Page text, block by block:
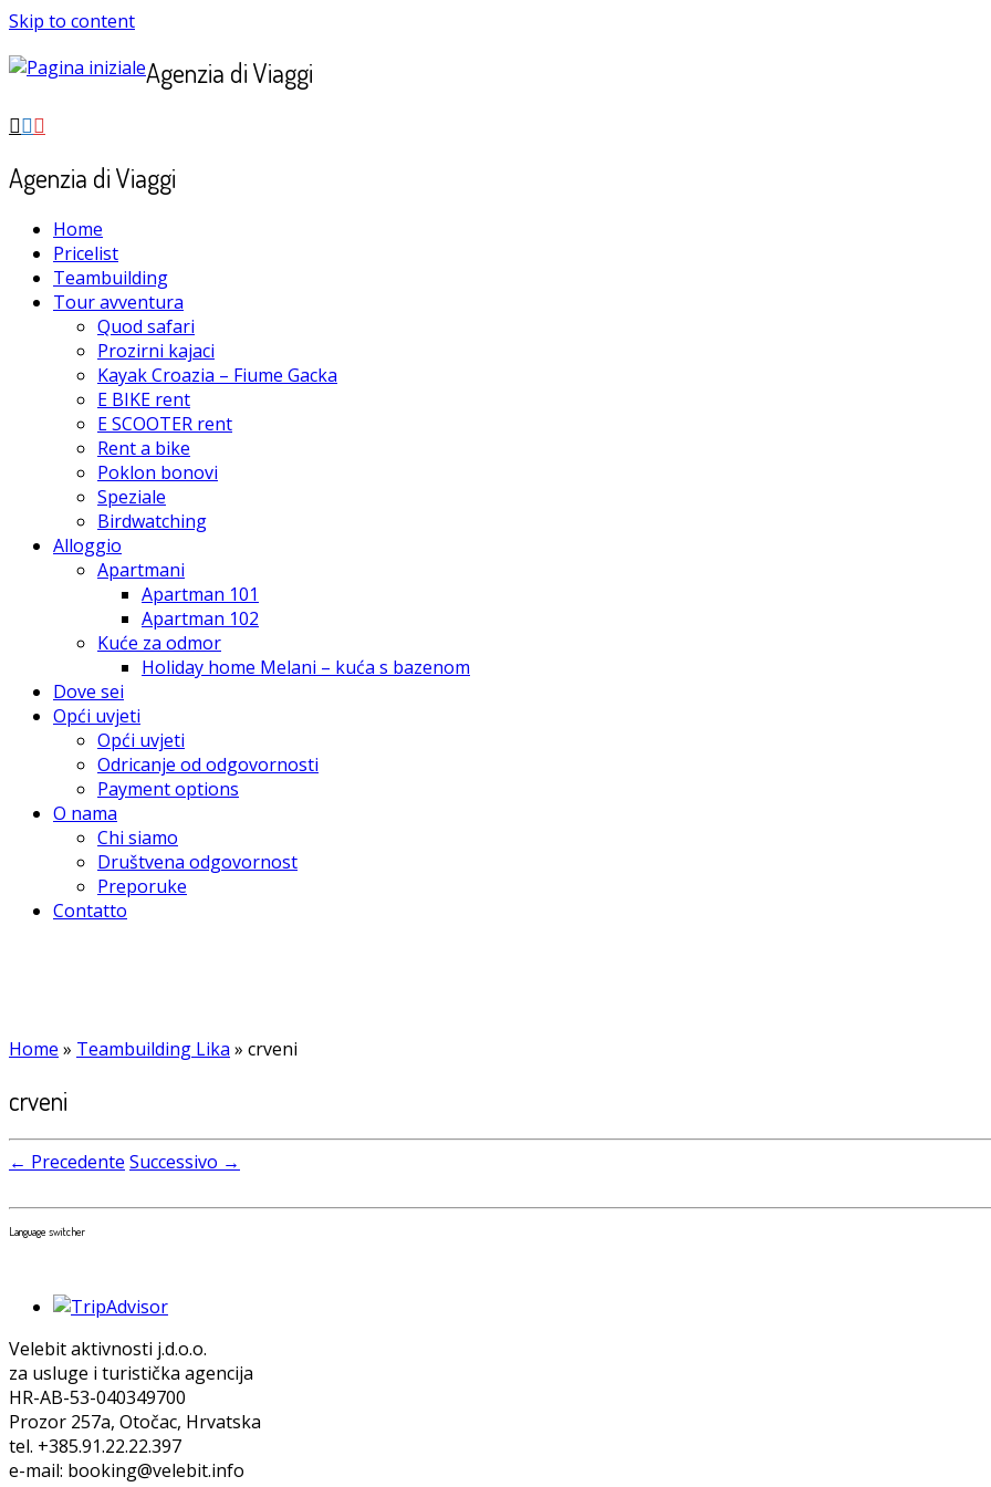
Skip to content
Agenzia di Viaggi
Agenzia di Viaggi
Home
Pricelist
Teambuilding
Tour avventura
Quod safari
Prozirni kajaci
Kayak Croazia – Fiume Gacka
E BIKE rent
E SCOOTER rent
Rent a bike
Poklon bonovi
Speziale
Birdwatching
Alloggio
Apartmani
Apartman 101
Apartman 102
Kuće za odmor
Holiday home Melani – kuća s bazenom
Dove sei
Opći uvjeti
Opći uvjeti
Odricanje od odgovornosti
Payment options
O nama
Chi siamo
Društvena odgovornost
Preporuke
Contatto
Home » Teambuilding Lika » crveni
crveni
← Precedente Successivo →
Language switcher
Velebit aktivnosti j.d.o.o.
za usluge i turistička agencija
HR-AB-53-040349700
Prozor 257a, Otočac, Hrvatska
tel. +385.91.22.22.397
e-mail: booking@velebit.info